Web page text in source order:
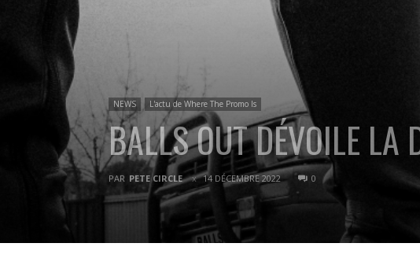
NEWS L'actu de Where The Promo Is
BALLS OUT DÉVOILE LA
PAR PETE CIRCLE 14 DÉCEMBRE 2022 0